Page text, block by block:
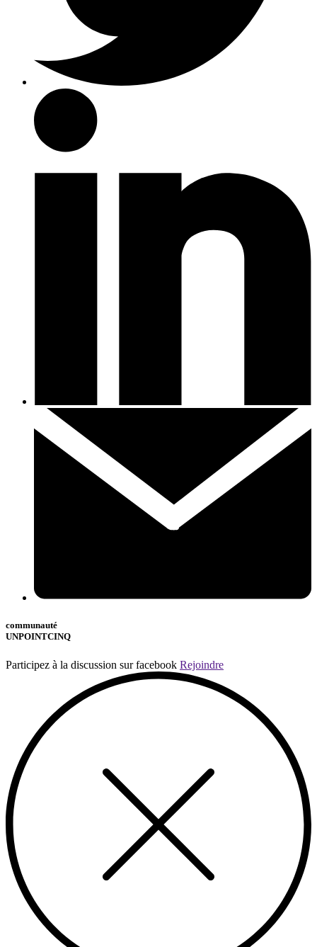
communauté
UNPOINTCINQ
Participez à la discussion sur facebook Rejoindre